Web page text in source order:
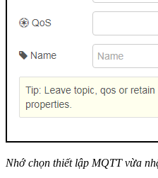
Nhớ chọn thiết lập MQTT vừa